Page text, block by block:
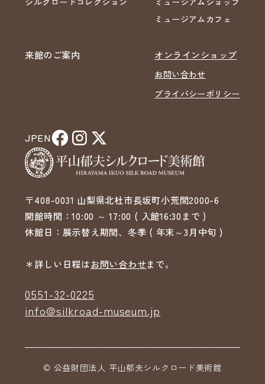
〒408-0031 山梨県北杜市長坂町小荒間2000-6
開館時間：10:00 ～ 17:00 ( 入館16:30まで )
休館日：展示替え期間、冬季 ( 年末～3月中旬 )
＊詳しい日程はお問い合わせまで。
0551-32-0225
info@silkroad-museum.jp
ミュージアムカフェ
来館のご案内 オンラインショップ
お問い合わせ
プライバシーポリシー
JPEN
© 公益財団法人 平山郁夫シルクロード美術館